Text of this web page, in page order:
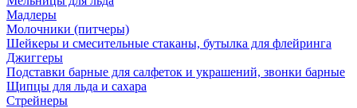
Мадлеры
Молочники (питчеры)
Шейкеры и смесительные стаканы, бутылка для флейринга
Джиггеры
Подставки барные для салфеток и украшений, звонки барные
Щипцы для льда и сахара
Стрейнеры